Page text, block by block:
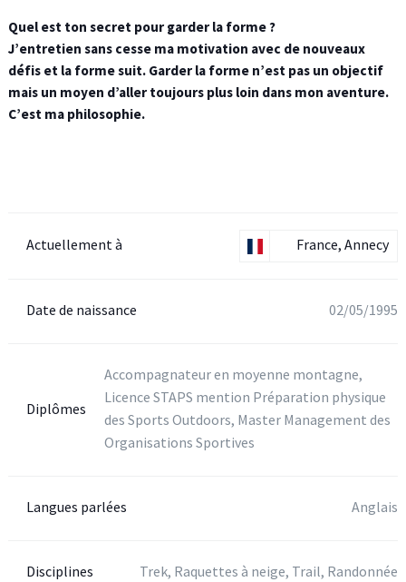
Quel est ton secret pour garder la forme ?
J’entretien sans cesse ma motivation avec de nouveaux
défis et la forme suit. Garder la forme n’est pas un objectif
mais un moyen d’aller toujours plus loin dans mon aventure.
C’est ma philosophie.
Actuellement à France, Annecy
Date de naissance 02/05/1995
Diplômes
Accompagnateur en moyenne montagne,
Licence STAPS mention Préparation physique
des Sports Outdoors, Master Management des
Organisations Sportives
Langues parlées Anglais
Disciplines Trek, Raquettes à neige, Trail, Randonnée